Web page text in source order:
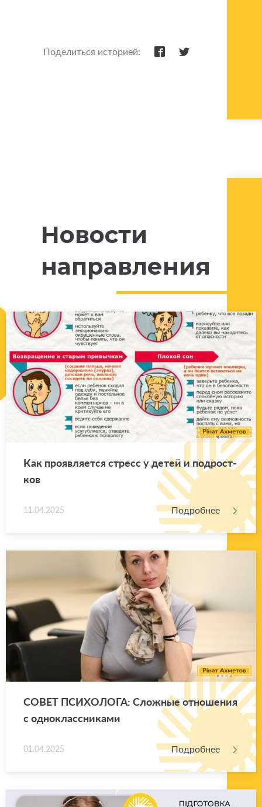
Поделиться историей:
Новости
направления
Как про­яв­ля­ет­ся стресс у детей и под­рост­
ков
11.04.2025 Подробнее
СОВЕТ ПСИ­ХО­ЛО­ГА: Слож­ные от­но­ше­ния
с од­но­класс­ни­ка­ми
01.04.2025 Подробнее